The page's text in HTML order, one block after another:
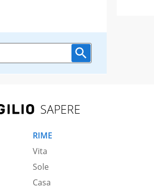
SAPERE
RIME
Vita
Sole
Casa